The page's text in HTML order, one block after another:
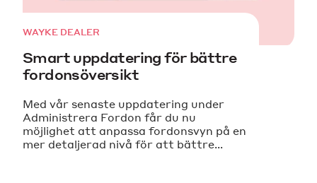
WAYKE DEALER
Smart uppdatering för bättre
fordonsöversikt
Med vår senaste uppdatering under
Administrera Fordon får du nu
möjlighet att anpassa fordonsvyn på en
mer detaljerad nivå för att bättre...